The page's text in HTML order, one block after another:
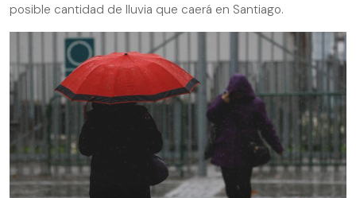
posible cantidad de lluvia que caerá en Santiago.